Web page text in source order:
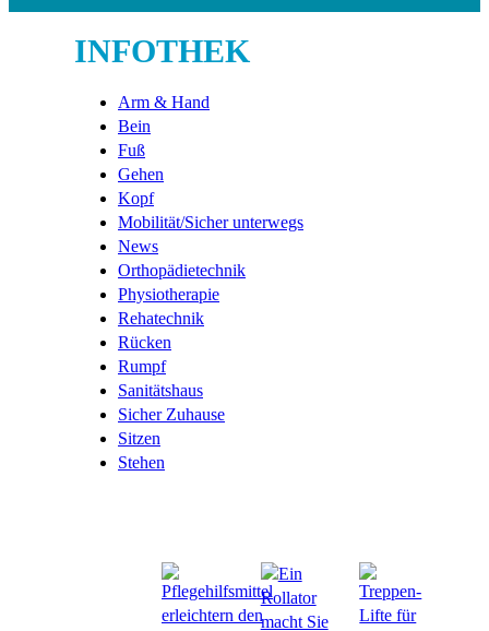
INFOTHEK
Arm & Hand
Bein
Fuß
Gehen
Kopf
Mobilität/Sicher unterwegs
News
Orthopädietechnik
Physiotherapie
Rehatechnik
Rücken
Rumpf
Sanitätshaus
Sicher Zuhause
Sitzen
Stehen